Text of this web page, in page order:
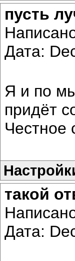
пусть
Дата:
Я и по
придёт
Честное
такой
Дата: